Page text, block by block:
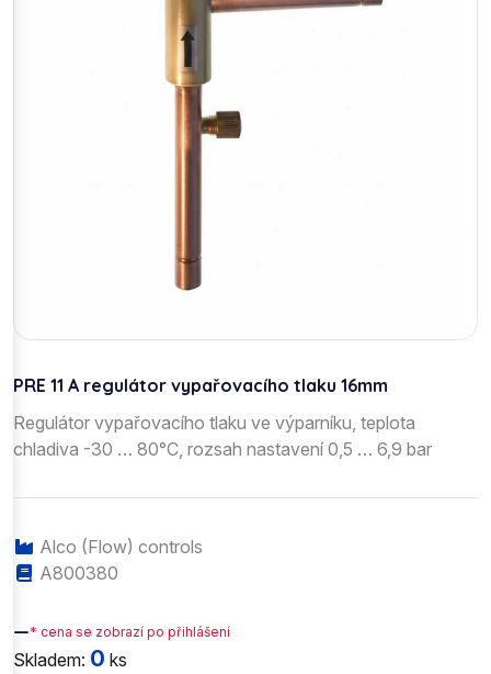
PRE 11 A regulátor vypařovacího tlaku 16mm
Regulátor vypařovacího tlaku ve výparníku, teplota
chladiva -30 … 80°C, rozsah nastavení 0,5 … 6,9 bar
Alco (Flow) controls
A800380
—* cena se zobrazí po přihlášení
Skladem: 0 ks